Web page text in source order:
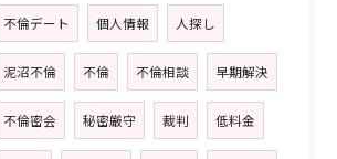
不倫デート 個人情報 人探し
泥沼不倫 不倫 不倫相談 早期解決
不倫密会 秘密厳守 裁判 低料金